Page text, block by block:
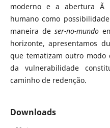
moderno e a abertura Ã
humano como
maneira de ser-no-mundo
horizonte, apresentamos
que tematizam outro modo
da vulnerabilidade
caminho de redenção.
Downloads